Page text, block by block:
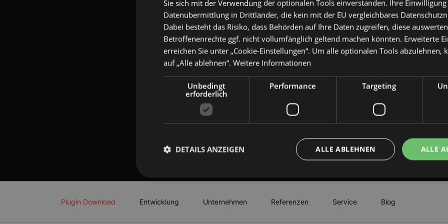
Mail über
werden
genutzt. Eine
erfolgt nicht.
Nutzung des in
Bitte addieren
RÜCKRUF
Plugin Download Entwicklung Unternehmen Referenzen Service Blog
Sie sich mit der Verwendung der optionalen Tools einverstanden. Ihre
Datenübermittlung in Drittländer, die kein mit der EU vergleichbares
Dabei besteht das Risiko, dass Behörden auf Ihre Daten zugreifen, diese
Betroffenenrechte ggf. nicht vollumfänglich geltend machen könnten. Erweiterte
erreichen Sie unter „Cookie-Einstellungen“. Um alle optionalen Tools abzulehnen,
auf „Alle ablehnen“. Weitere Informationen
Unbedingt
erforderlich
Performance Targeting
ALLE
ALLE ABLEHNEN
DETAILS ANZEIGEN
Unbedingt erforderlich Performance Targeting